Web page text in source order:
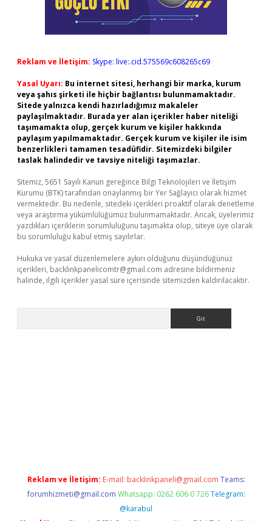
Reklam ve İletişim: Skype: live:.cid.575569c608265c69
Yasal Uyarı: Bu internet sitesi, herhangi bir marka, kurum
veya şahıs şirketi ile hiçbir bağlantısı bulunmamaktadır.
Sitede yalnızca kendi hazırladığımız makaleler
paylaşılmaktadır. Burada yer alan içerikler haber niteliği
taşımamakta olup, gerçek kurum ve kişiler hakkında
paylaşım yapılmamaktadır. Gerçek kurum ve kişiler ile isim
benzerlikleri tamamen tesadüfidir. Sitemizdeki bilgiler
taslak halindedir ve tavsiye niteliği taşımazlar.
Sitemiz, 5651 Sayılı Kanun gereğince Bilgi Teknolojileri ve İletişim
Kurumu (BTK) tarafından onaylanmış bir Yer Sağlayıcı olarak hizmet
vermektedir. Bu nedenle, sitedeki içerikleri proaktif olarak denetleme
veya araştırma yükümlülüğümüz bulunmamaktadır. Ancak, üyelerimiz
yazdıkları içeriklerin sorumluluğunu taşımakta olup, siteye üye olarak
bu sorumluluğu kabul etmiş sayılırlar.
Hukuka ve yasal düzenlemelere aykırı olduğunu düşündüğünüz
içerikleri, backlinkpanelicomtr@gmail.com adresine bildirmeniz
halinde, ilgili içerikler yasal süre içerisinde sitemizden kaldırılacaktır.
Reklam ve İletişim: E-mail: backlinkpaneli@gmail.com Teams:
forumhizmeti@gmail.com Whatsapp: 0262 606 0 726 Telegram:
@karabul